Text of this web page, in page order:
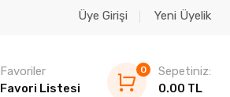
Üye Girişi Yeni Üyelik
Favoriler
Favori Listesi
0
Sepetiniz:
0.00 TL